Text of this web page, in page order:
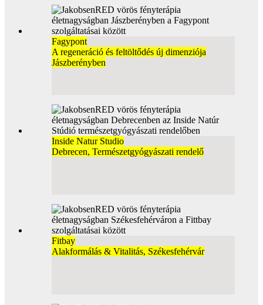
Fagypont
A regeneráció és feltöltődés új dimenziója
Jászberényben
Inside Natur Studio
Debrecen, Természetgyógyászati rendelő
Fitbay
Alakformálás & Vitalitás, Székesfehérvár